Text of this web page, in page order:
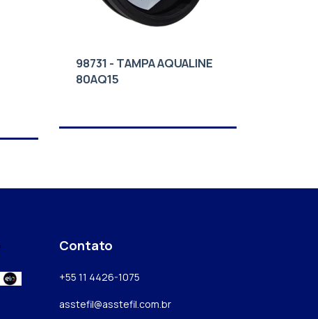
98731 - TAMPA AQUALINE
80AQ15
Contato
+55 11 4426-1075
asstefil@asstefil.com.br